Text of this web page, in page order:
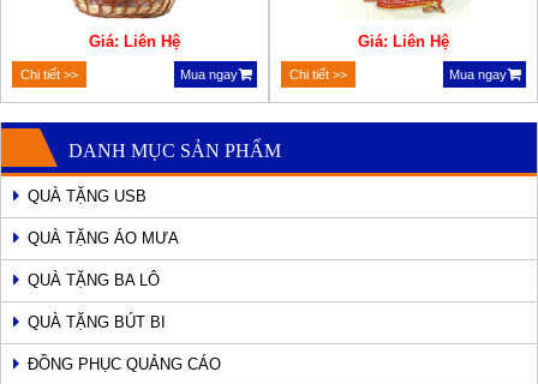
Giá: Liên Hệ
Chi tiết >> Mua ngay
Giá: Liên Hệ
Chi tiết >> Mua ngay
DANH MỤC SẢN PHẨM
QUÀ TẶNG USB
QUÀ TẶNG ÁO MƯA
QUÀ TẶNG BA LÔ
QUÀ TẶNG BÚT BI
ĐỒNG PHỤC QUẢNG CÁO